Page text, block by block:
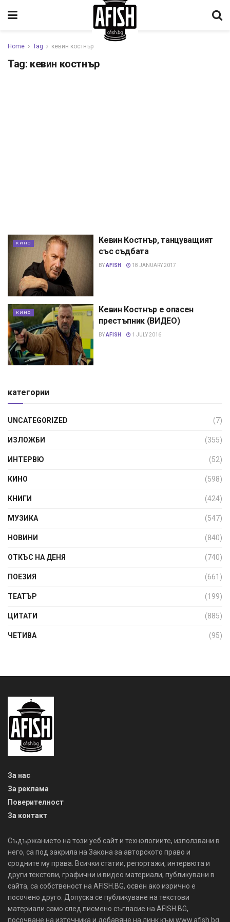
Home Tag кевин костнър
Tag: кевин костнър
КИНО
Кевин Костнър, танцуващият
със съдбата
BYAFISH 18 JANUARY 2017
КИНО
Кевин Костнър е опасен
престъпник (ВИДЕО)
BYAFISH 1 JULY 2016
категории
UNCATEGORIZED (7)
ИЗЛОЖБИ (355)
ИНТЕРВЮ (52)
КИНО (598)
КНИГИ (424)
МУЗИКА (547)
НОВИНИ (840)
ОТКЪС НА ДЕНЯ (740)
ПОЕЗИЯ (661)
ТЕАТЪР (199)
ЦИТАТИ (885)
ЧЕТИВА (95)
За нас
За реклама
Поверителност
За контакт
Съдържанието на този уеб сайт и технологиите, използвани в
него, са под закрила на Закона за авторското право и
сродните му права. Всички статии, репортажи, интервюта и
други текстови, графични и видео материали, публикувани в
сайта, са собственост на AFISH.BG, освен ако изрично е
посочено друго. Допуска се публикуване на текстови
материали само след писмено съгласие на AFISH.BG,
посочване на източника и добавяне на линк към www.afish.bg.